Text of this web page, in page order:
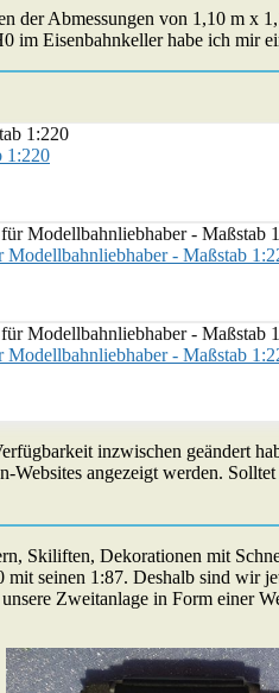
der Abmessungen von 1,10 m x
Eisenbahnkeller habe ich mir
1:220
- Maßstab
- Maßstab
inzwischen geändert
angezeigt werden.
Skiliften, Dekorationen mit
seinen 1:87. Deshalb sind wir
Zweitanlage in Form einer